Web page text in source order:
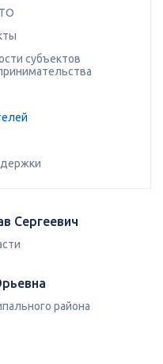
субъектов
Сергеевич
района